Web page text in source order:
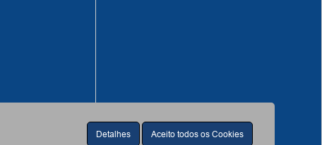
Detalhes Aceito todos os Cookies